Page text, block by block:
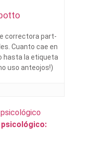
correctora part-
Cuanto cae en
hasta la etiqueta
uso anteojos!)